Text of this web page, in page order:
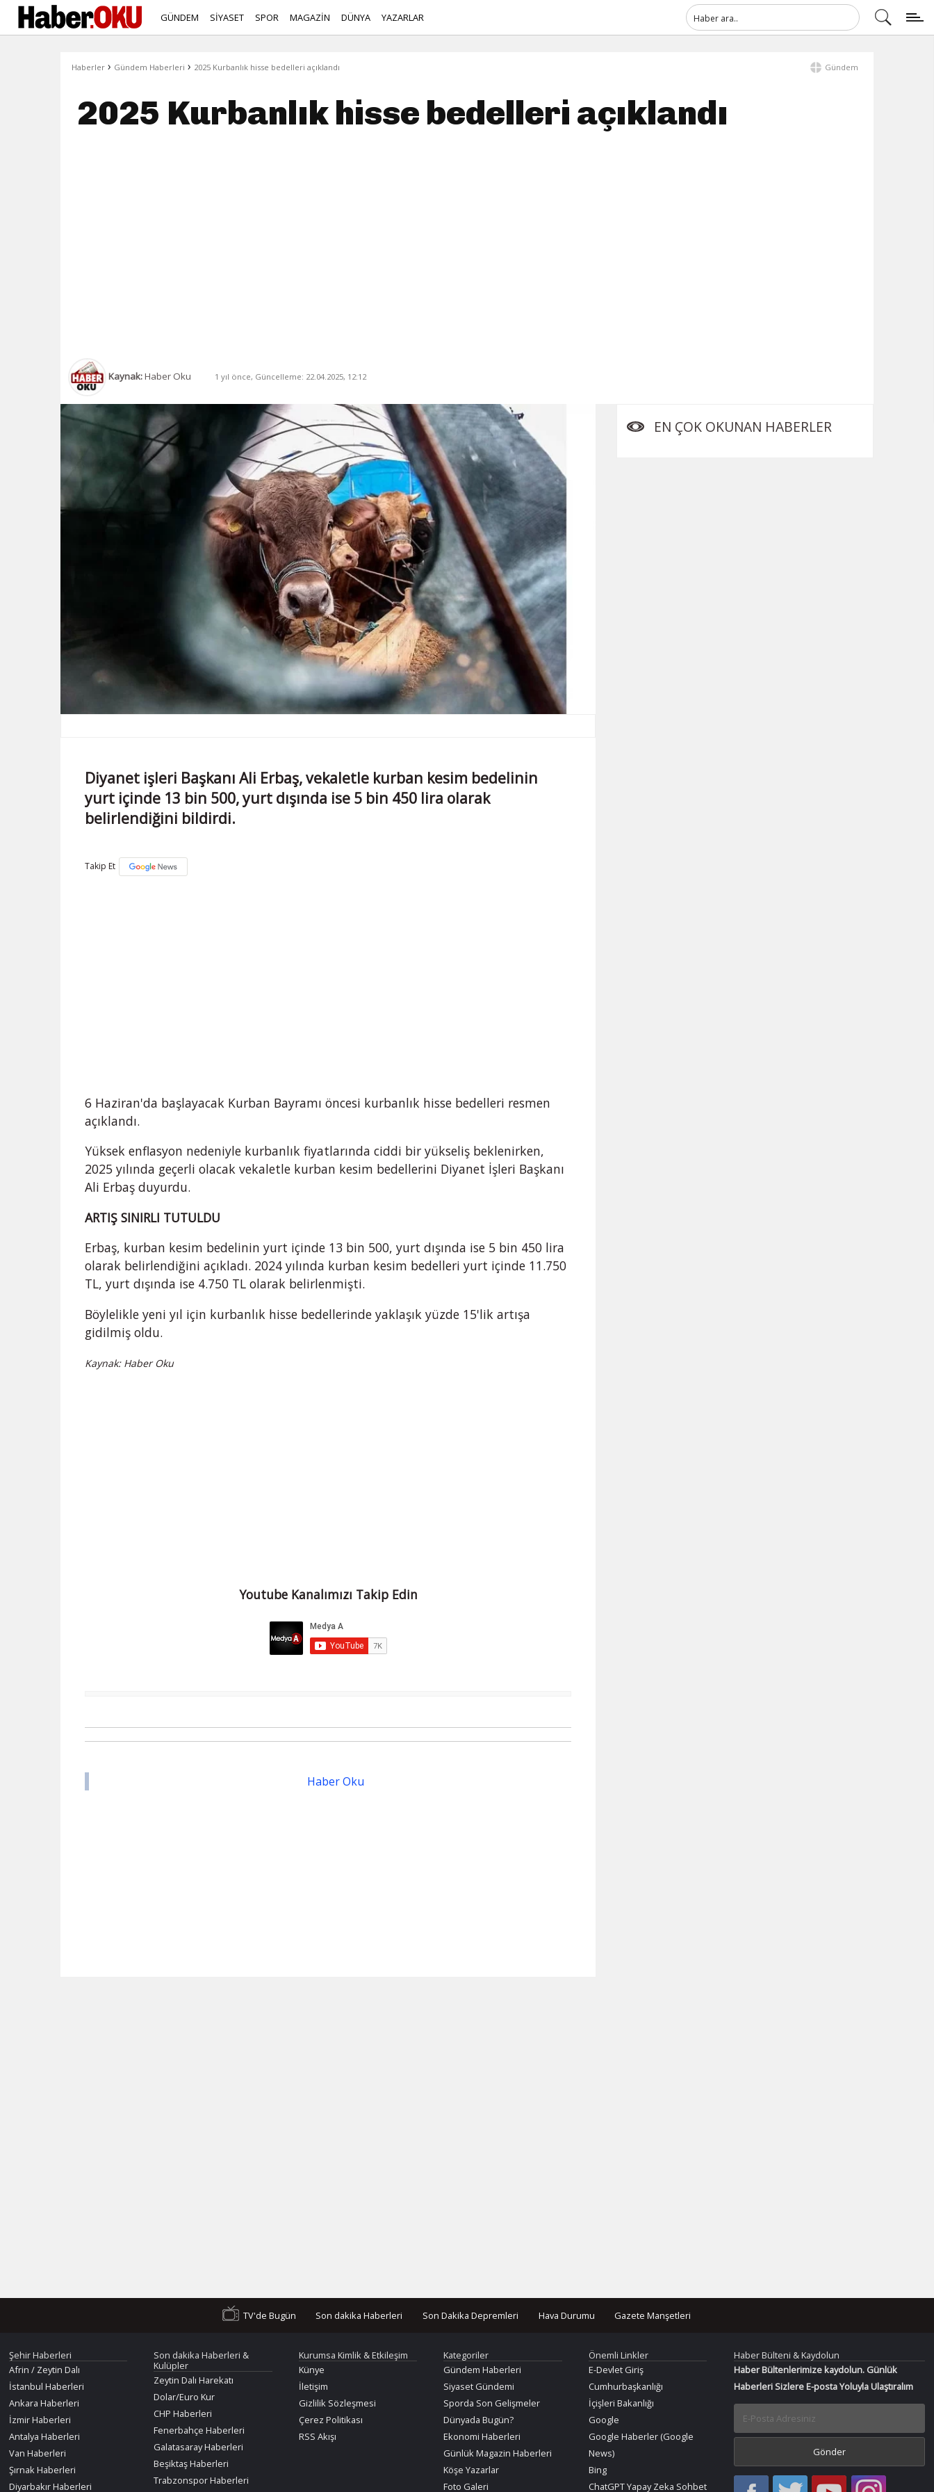
GÜNDEM SİYASET SPOR MAGAZİN DÜNYA YAZARLAR
Haberler › Gündem Haberleri › 2025 Kurbanlık hisse bedelleri açıklandı Gündem
2025 Kurbanlık hisse bedelleri açıklandı
Kaynak:Haber Oku 1 yıl önce, Güncelleme: 22.04.2025, 12:12
Diyanet işleri Başkanı Ali Erbaş, vekaletle kurban kesim bedelinin
yurt içinde 13 bin 500, yurt dışında ise 5 bin 450 lira olarak
belirlendiğini bildirdi.
Takip Et
6 Haziran'da başlayacak Kurban Bayramı öncesi kurbanlık hisse bedelleri resmen
açıklandı.
Yüksek enflasyon nedeniyle kurbanlık fiyatlarında ciddi bir yükseliş beklenirken,
2025 yılında geçerli olacak vekaletle kurban kesim bedellerini Diyanet İşleri Başkanı
Ali Erbaş duyurdu.
ARTIŞ SINIRLI TUTULDU
Erbaş, kurban kesim bedelinin yurt içinde 13 bin 500, yurt dışında ise 5 bin 450 lira
olarak belirlendiğini açıkladı. 2024 yılında kurban kesim bedelleri yurt içinde 11.750
TL, yurt dışında ise 4.750 TL olarak belirlenmişti.
Böylelikle yeni yıl için kurbanlık hisse bedellerinde yaklaşık yüzde 15'lik artışa
gidilmiş oldu.
Kaynak: Haber Oku
Youtube Kanalımızı Takip Edin
Haber Oku
EN ÇOK OKUNAN HABERLER
TV'de Bugün Son dakika Haberleri Son Dakika Depremleri Hava Durumu Gazete Manşetleri
Şehir Haberleri
Afrin / Zeytin Dalı
İstanbul Haberleri
Ankara Haberleri
İzmir Haberleri
Antalya Haberleri
Van Haberleri
Şırnak Haberleri
Diyarbakır Haberleri
Son dakika Haberleri &
Kulüpler
Zeytin Dalı Harekatı
Dolar/Euro Kur
CHP Haberleri
Fenerbahçe Haberleri
Galatasaray Haberleri
Beşiktaş Haberleri
Trabzonspor Haberleri
Kurumsa Kimlik & Etkileşim
Künye
İletişim
Gizlilik Sözleşmesi
Çerez Politikası
RSS Akışı
Kategoriler
Gündem Haberleri
Siyaset Gündemi
Sporda Son Gelişmeler
Dünyada Bugün?
Ekonomi Haberleri
Günlük Magazin Haberleri
Köşe Yazarlar
Foto Galeri
Önemli Linkler
E-Devlet Giriş
Cumhurbaşkanlığı
İçişleri Bakanlığı
Google
Google Haberler (Google
News)
Bing
ChatGPT Yapay Zeka Sohbet
Haber Bülteni & Kaydolun
Haber Bültenlerimize kaydolun. Günlük
Haberleri Sizlere E-posta Yoluyla Ulaştıralım
Haber Haber Bir Bir